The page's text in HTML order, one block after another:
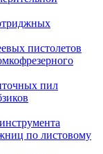
пистолетов
пил
по листовому